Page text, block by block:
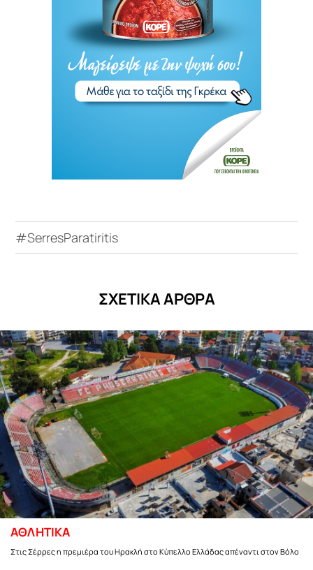
#SerresParatiritis
ΣΧΕΤΙΚΑ ΑΡΘΡΑ
ΑΘΛΗΤΙΚΑ
Στις Σέρρες η πρεμιέρα του Ηρακλή στο Κύπελλο Ελλάδας απέναντι στον Βόλο